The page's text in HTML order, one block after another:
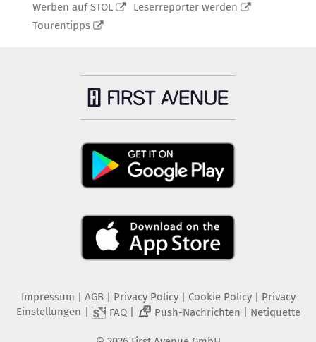
Werben auf STOL
Leserreporter werden
Tourentipps
Impressum AGB Privacy Policy| Cookie Policy| Privacy
Einstellungen
FAQ| 2 Push-Nachrichten Netiquette